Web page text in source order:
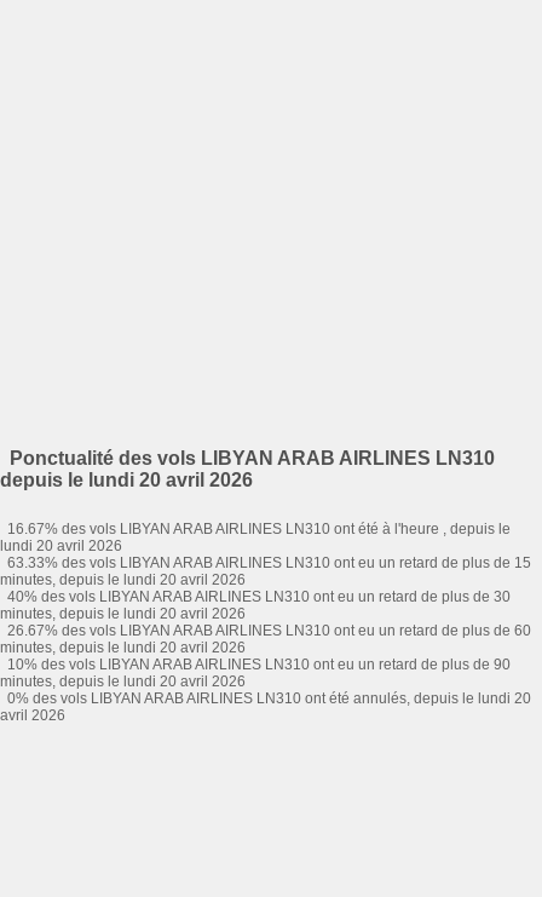
Ponctualité des vols LIBYAN ARAB AIRLINES LN310
depuis le lundi 20 avril 2026
16.67% des vols LIBYAN ARAB AIRLINES LN310 ont été à l'heure , depuis le
lundi 20 avril 2026
63.33% des vols LIBYAN ARAB AIRLINES LN310 ont eu un retard de plus de 15
minutes, depuis le lundi 20 avril 2026
40% des vols LIBYAN ARAB AIRLINES LN310 ont eu un retard de plus de 30
minutes, depuis le lundi 20 avril 2026
26.67% des vols LIBYAN ARAB AIRLINES LN310 ont eu un retard de plus de 60
minutes, depuis le lundi 20 avril 2026
10% des vols LIBYAN ARAB AIRLINES LN310 ont eu un retard de plus de 90
minutes, depuis le lundi 20 avril 2026
0% des vols LIBYAN ARAB AIRLINES LN310 ont été annulés, depuis le lundi 20
avril 2026